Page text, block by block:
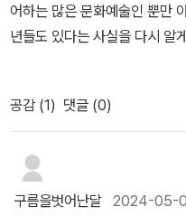
어하는 많은 문화예술인 뿐만
년들도 있다는 사실을 다시 알
공감 (1) 댓글 (0)
구름을벗어난달 2024-05-